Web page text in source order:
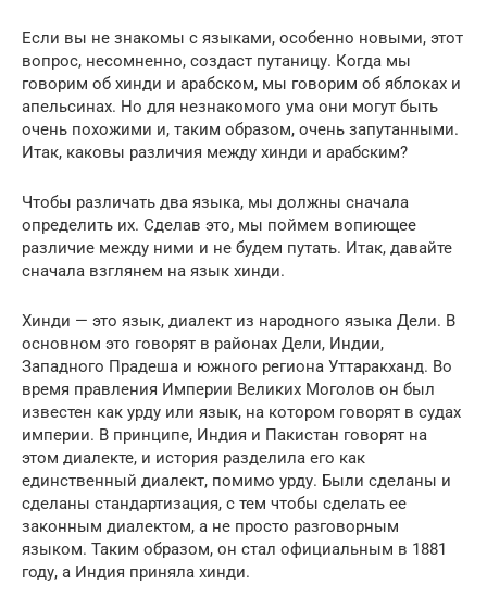
Если вы не знакомы с языками, особенно новыми, этот
вопрос, несомненно, создаст путаницу. Когда мы
говорим об хинди и арабском, мы говорим об яблоках и
апельсинах. Но для незнакомого ума они могут быть
очень похожими и, таким образом, очень запутанными.
Итак, каковы различия между хинди и арабским?
Чтобы различать два языка, мы должны сначала
определить их. Сделав это, мы поймем вопиющее
различие между ними и не будем путать. Итак, давайте
сначала взглянем на язык хинди.
Хинди — это язык, диалект из народного языка Дели. В
основном это говорят в районах Дели, Индии,
Западного Прадеша и южного региона Уттаракханд. Во
время правления Империи Великих Моголов он был
известен как урду или язык, на котором говорят в судах
империи. В принципе, Индия и Пакистан говорят на
этом диалекте, и история разделила его как
единственный диалект, помимо урду. Были сделаны и
сделаны стандартизация, с тем чтобы сделать ее
законным диалектом, а не просто разговорным
языком. Таким образом, он стал официальным в 1881
году, а Индия приняла хинди.